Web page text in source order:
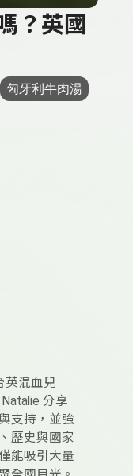
？英國
匈牙利牛肉湯
英混血兒
分享
支持，並強
歷史與國家
能吸引大量